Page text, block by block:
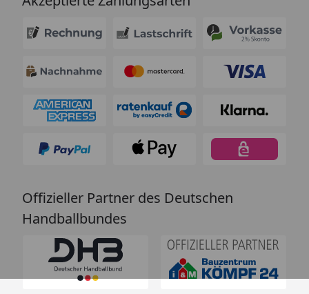
Offizieller Partner des Deutschen
Handballbundes